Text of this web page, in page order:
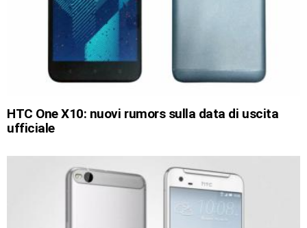
HTC One X10: nuovi rumors sulla data di uscita
ufficiale